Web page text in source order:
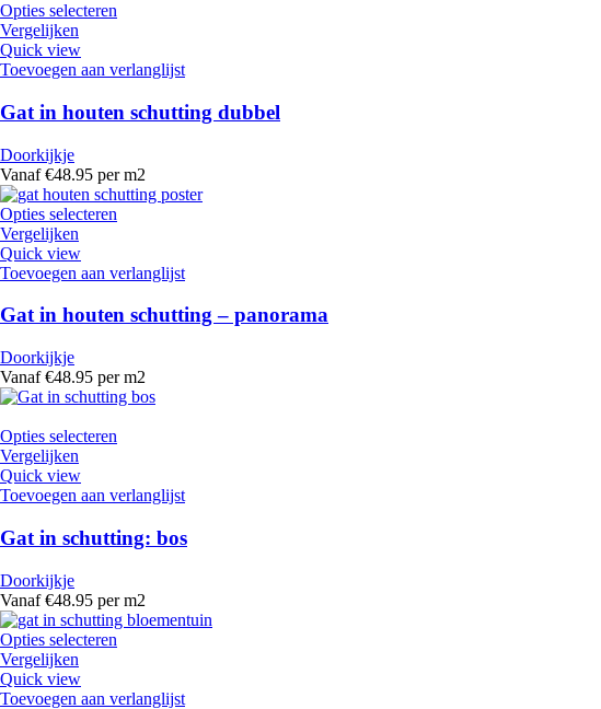
Opties selecteren
Vergelijken
Quick view
Toevoegen aan verlanglijst
Gat in houten schutting dubbel
Doorkijkje
Vanaf €48.95 per m2
Opties selecteren
Vergelijken
Quick view
Toevoegen aan verlanglijst
Gat in houten schutting – panorama
Doorkijkje
Vanaf €48.95 per m2
Opties selecteren
Vergelijken
Quick view
Toevoegen aan verlanglijst
Gat in schutting: bos
Doorkijkje
Vanaf €48.95 per m2
Opties selecteren
Vergelijken
Quick view
Toevoegen aan verlanglijst